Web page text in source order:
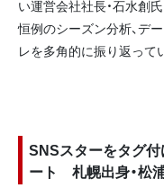
い運営会社社長・石水創
恒例のシーズン分析、デ
レを多角的に振り返って
SNSスターをタグ付
ート 札幌出身・松